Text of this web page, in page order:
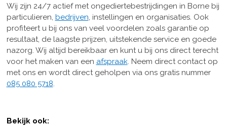
Wij zijn 24/7 actief met ongediertebestrijdingen in Borne bij
particulieren, bedrijven, instellingen en organisaties. Ook
profiteert u bij ons van veel voordelen zoals garantie op
resultaat, de laagste prijzen, uitstekende service en goede
nazorg. Wij altijd bereikbaar en kunt u bij ons direct terecht
voor het maken van een afspraak. Neem direct contact op
met ons en wordt direct geholpen via ons gratis nummer
085 080 5718.
Bekijk ook: